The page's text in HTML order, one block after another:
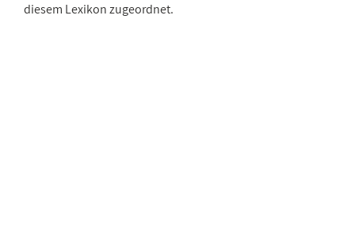
diesem Lexikon zugeordnet.